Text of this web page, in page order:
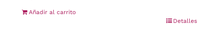
Añadir al carrito
Detalles